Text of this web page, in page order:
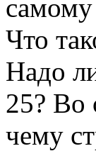
самому
Что
Надо
25? Во
чему